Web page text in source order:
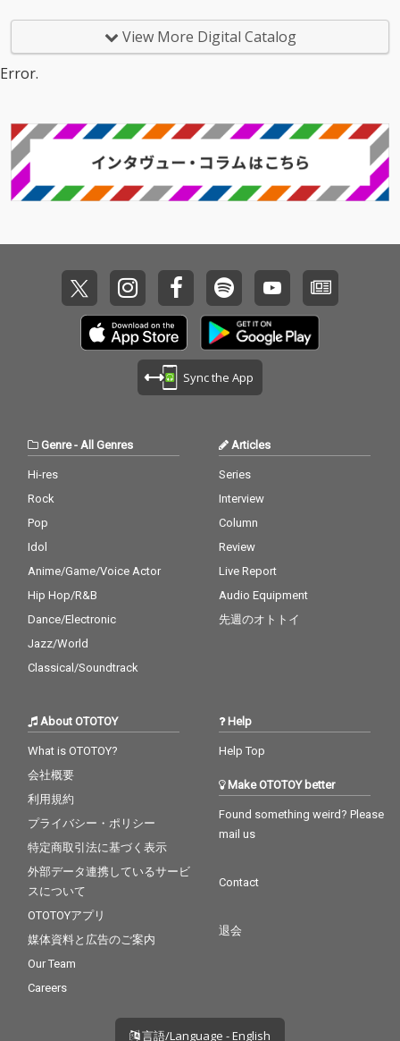
なすアンサンブルは、
ポジティブなエネルギ
なすアンサンブルは、
ポジティブなエネルギ
View More Digital Catalog
Error.
Sync the App
Genre- All Genres
Hi-res
Rock
Pop
Idol
Anime/Game/Voice Actor
Hip Hop/R&B
Dance/Electronic
Jazz/World
Classical/Soundtrack
Articles
Series
Interview
Column
Review
Live Report
Audio Equipment
先週のオトトイ
About OTOTOY
What is OTOTOY?
会社概要
利用規約
プライバシー・ポリシー
特定商取引法に基づく表示
外部データ連携しているサービ
スについて
OTOTOYアプリ
媒体資料と広告のご案内
Our Team
Careers
Help
Help Top
Make OTOTOY better
Found something weird? Please
mail us
Contact
退会
言語/Language - English